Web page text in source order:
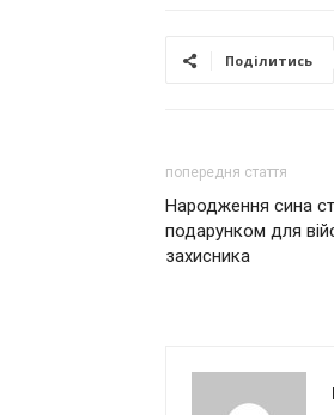
Поділитись
попередня стаття
Народження сина
подарунком для
захисника